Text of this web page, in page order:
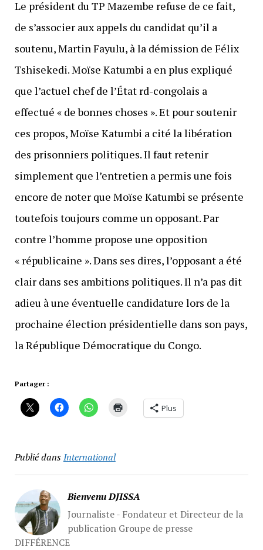
Le président du TP Mazembe refuse de ce fait,
de s’associer aux appels du candidat qu’il a
soutenu, Martin Fayulu, à la démission de Félix
Tshisekedi. Moïse Katumbi a en plus expliqué
que l’actuel chef de l’État rd-congolais a
effectué « de bonnes choses ». Et pour soutenir
ces propos, Moïse Katumbi a cité la libération
des prisonniers politiques. Il faut retenir
simplement que l’entretien a permis une fois
encore de noter que Moïse Katumbi se présente
toutefois toujours comme un opposant. Par
contre l’homme propose une opposition
« républicaine ». Dans ses dires, l’opposant a été
clair dans ses ambitions politiques. Il n’a pas dit
adieu à une éventuelle candidature lors de la
prochaine élection présidentielle dans son pays,
la République Démocratique du Congo.
Partager :
Plus
Publié dansInternational
Bienvenu DJISSA
Journaliste - Fondateur et Directeur de la
publication Groupe de presse
DIFFÉRENCE